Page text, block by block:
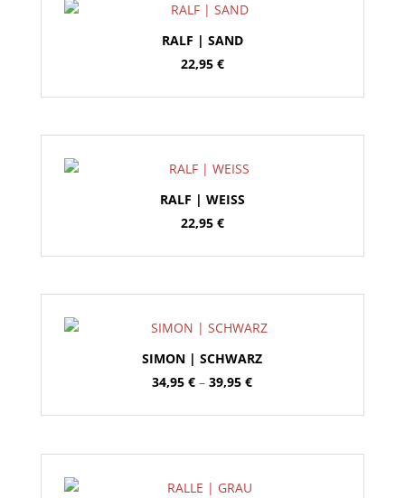
RALF | SAND
22,95 €
RALF | WEISS
22,95 €
SIMON | SCHWARZ
34,95€ –39,95€Preisspanne: